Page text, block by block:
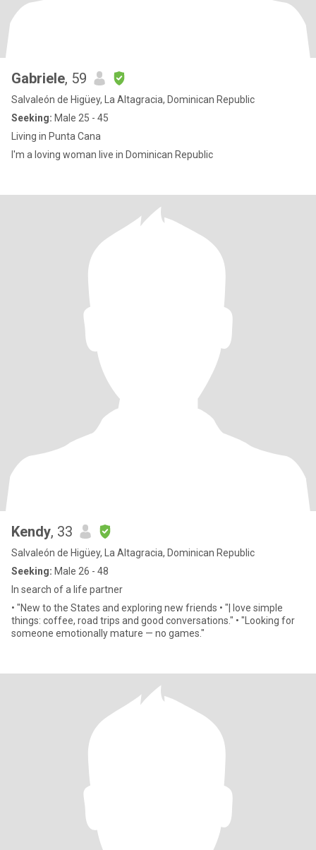
Gabriele, 59
Salvaleón de Higüey, La Altagracia, Dominican Republic
Seeking: Male 25 - 45
Living in Punta Cana
I'm a loving woman live in Dominican Republic
Kendy, 33
Salvaleón de Higüey, La Altagracia, Dominican Republic
Seeking: Male 26 - 48
In search of a life partner
• "New to the States and exploring new friends • "| love simple
things: coffee, road trips and good conversations." • "Looking for
someone emotionally mature — no games."